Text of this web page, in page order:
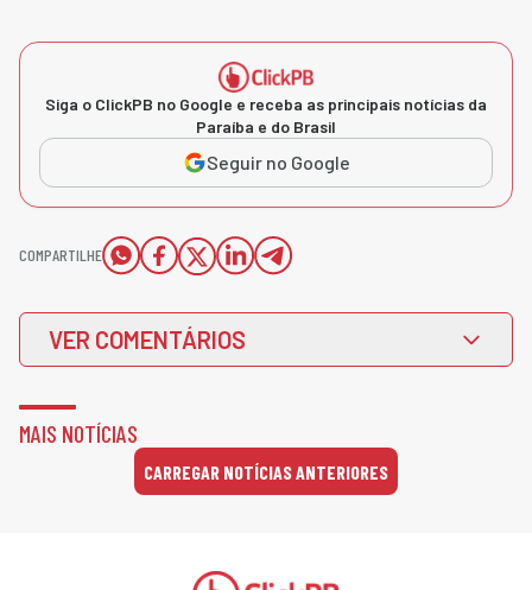
Siga o ClickPB no Google e receba as principais notícias da
Paraíba e do Brasil
Seguir no Google
COMPARTILHE
VER COMENTÁRIOS
MAIS NOTÍCIAS
CARREGAR NOTÍCIAS ANTERIORES